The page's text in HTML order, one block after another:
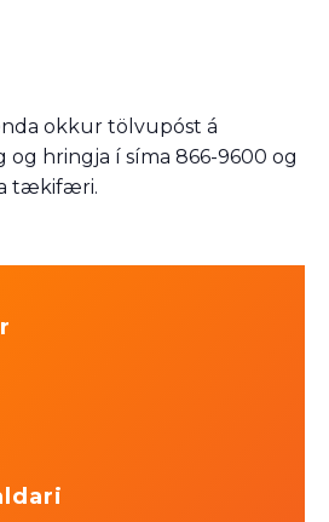
okkur tölvupóst á
hringja í síma 866-9600 og
tækifæri.